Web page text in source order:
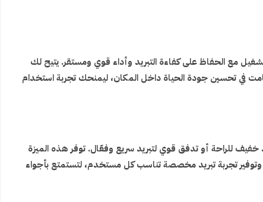
مع الحفاظ على كفاءة التبريد وأداء قوي ومستقر. يتيح لك
في تحسين جودة الحياة داخل المكان، ليمنحك تجربة استخدام
للراحة أو تدفق قوي لتبريد سريع وفعّال. توفر هذه الميزة
تجربة تبريد مخصصة تناسب كل مستخدم، لتستمتع بأجواء